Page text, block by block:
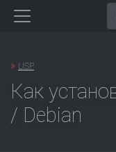
Перейти
» LISP
Как
/ Debian